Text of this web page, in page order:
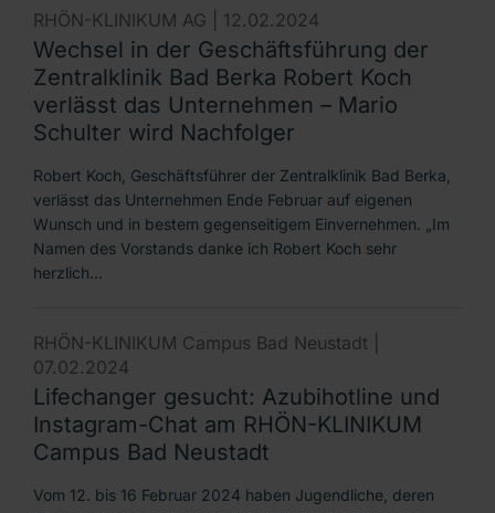
RHÖN-KLINIKUM AG | 12.02.2024
Wechsel in der Geschäftsführung der
Zentralklinik Bad Berka Robert Koch
verlässt das Unternehmen – Mario
Schulter wird Nachfolger
Robert Koch, Geschäftsführer der Zentralklinik Bad Berka,
verlässt das Unternehmen Ende Februar auf eigenen
Wunsch und in bestem gegenseitigem Einvernehmen. „Im
Namen des Vorstands danke ich Robert Koch sehr
herzlich…
RHÖN-KLINIKUM Campus Bad Neustadt |
07.02.2024
Lifechanger gesucht: Azubihotline und
Instagram-Chat am RHÖN-KLINIKUM
Campus Bad Neustadt
Vom 12. bis 16 Februar 2024 haben Jugendliche, deren